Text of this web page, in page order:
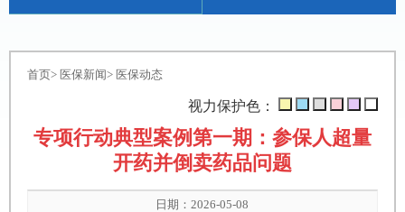
首页> 医保新闻> 医保动态
视力保护色：
专项行动典型案例第一期：参保人超量
开药并倒卖药品问题
日期：2026-05-08